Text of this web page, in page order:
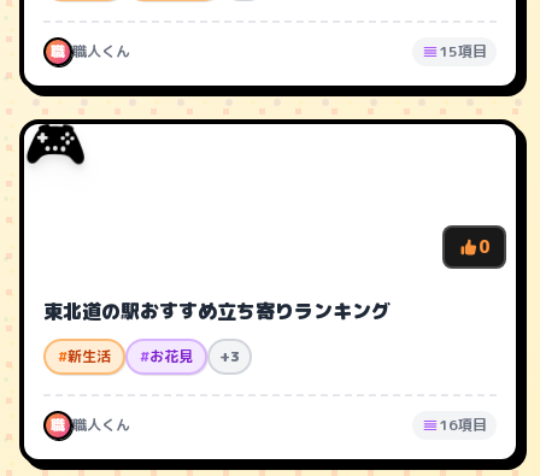
職 職人くん 15項目
🎮
0
東北道の駅おすすめ立ち寄りランキング
#新生活 #お花見 +3
職 職人くん 16項目